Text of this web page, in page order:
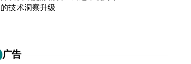
的技术洞察升级
广告